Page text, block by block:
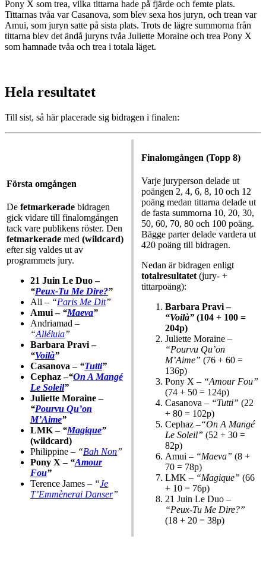
Pony X som trea, vilka tittarna hade på fjärde och femte plats.
Tittarnas tvåa var Casanova, som blev sexa hos juryn, och trean var
Amui, som juryn satte på sista plats. Trots de lägre summorna från
tittarna blev det ändå juryns tvåa Juliette Moraine och trea Pony X
som hamnade tvåa och trea i totala läget.
Hela resultatet
Till sist, så här placerade sig bidragen i finalen:
Första omgången
De fetmarkerade bidragen
gick vidare till finalomgången
tack vare publikens röster. Den
fetmarkerade med (wildcard)
efter sig valdes ut av
programmets jury.
21 Juin Le Duo –
“Peux-Tu Me Dire?”
Ali – “Paris Me Dit”
Amui – “Maeva”
Andriamad –
“Alléluia”
Barbara Pravi –
“Voilà”
Casanova – “Tutti”
Cephaz –“On A Mangé
Le Soleil”
Juliette Moraine –
“Pourvu Qu’on
M’Aime”
LMK – “Magique”
(wildcard)
Philippine – “Bah Non”
Pony X – “Amour
Fou”
Terence James – “Je
T’Emmènerai Danser”
Finalomgången (Topp 8)
Varje juryperson delade ut
poängen 2, 4, 6, 8, 10 och 12
poäng medan tittarna delade ut
de fasta summorna 10, 20, 30,
50, 60, 70, 80 och 100 poäng.
Bägge parter delade vardera ut
420 poäng till bidragen.
Nedan är bidragen enligt
totalresultatet (jury- +
tittarpoäng):
Barbara Pravi –
“Voilà” (104 + 100 =
204p)
Juliette Moraine –
“Pourvu Qu’on
M’Aime” (76 + 60 =
136p)
Pony X – “Amour Fou”
(74 + 50 = 124p)
Casanova – “Tutti” (22
+ 80 = 102p)
Cephaz –“On A Mangé
Le Soleil” (52 + 30 =
82p)
Amui – “Maeva” (8 +
70 = 78p)
LMK – “Magique” (66
+ 10 = 76p)
21 Juin Le Duo –
“Peux-Tu Me Dire?”
(18 + 20 = 38p)